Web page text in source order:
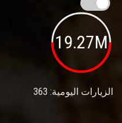
19.27M
الزيارات اليومية: 363